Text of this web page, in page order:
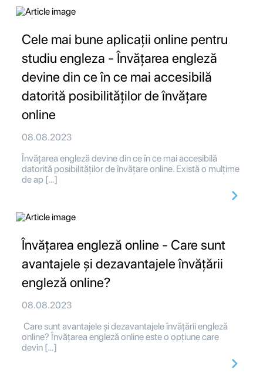
Cele mai bune aplicații online pentru
studiu engleza - Învățarea engleză
devine din ce în ce mai accesibilă
datorită posibilităților de învățare
online
08.08.2023
Învățarea engleză devine din ce în ce mai accesibilă
datorită posibilităților de învățare online. Există o mulțime
de ap […]
Învățarea engleză online - Care sunt
avantajele și dezavantajele învățării
engleză online?
08.08.2023
Care sunt avantajele și dezavantajele învățării engleză
online? Învățarea engleză online este o opțiune care
devin […]